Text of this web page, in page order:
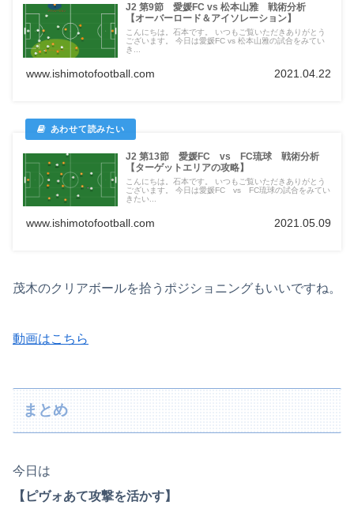
J2 第9節 愛媛FC vs 松本山雅 戦術分析
【オーバーロード＆アイソレーション】
こんにちは。石本です。 いつもご覧いただきありがとう
ございます。 今日は愛媛FC vs 松本山雅の試合をみてい
き...
www.ishimotofootball.com 2021.04.22
J2 第13節 愛媛FC vs FC琉球 戦術分析
【ターゲットエリアの攻略】
こんにちは。石本です。 いつもご覧いただきありがとう
ございます。 今日は愛媛FC vs FC琉球の試合をみてい
きたい...
www.ishimotofootball.com 2021.05.09
茂木のクリアボールを拾うポジショニングもいいですね。
動画はこちら
まとめ
今日は
【ピヴォあて攻撃を活かす】